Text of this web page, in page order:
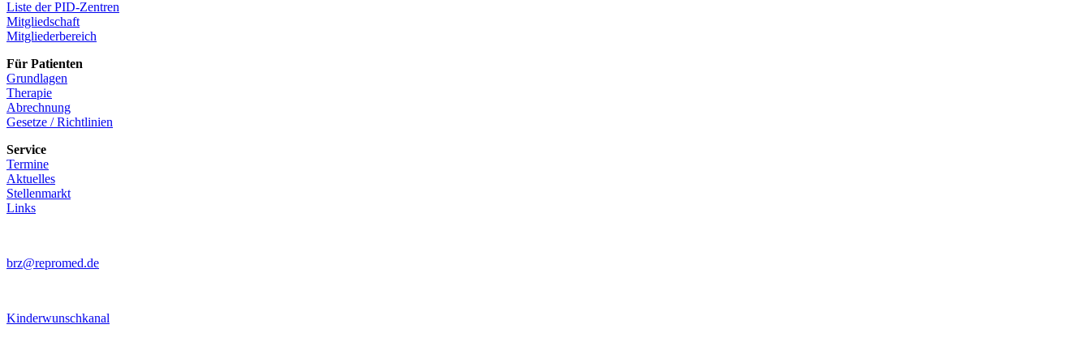
Liste der PID-Zentren
Mitgliedschaft
Mitgliederbereich
Für Patienten
Grundlagen
Therapie
Abrechnung
Gesetze / Richtlinien
Service
Termine
Aktuelles
Stellenmarkt
Links
brz@repromed.de
Kinderwunschkanal